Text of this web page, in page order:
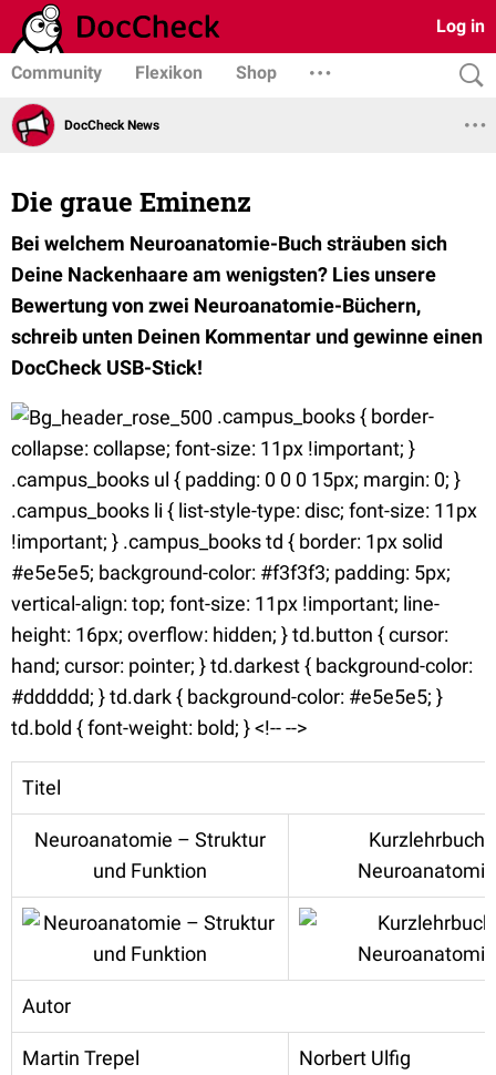
Log in
Community Flexikon Shop
DocCheck News
Die graue Eminenz
Bei welchem Neuroanatomie-Buch sträuben sich
Deine Nackenhaare am wenigsten? Lies unsere
Bewertung von zwei Neuroanatomie-Büchern,
schreib unten Deinen Kommentar und gewinne einen
DocCheck USB-Stick!
.campus_books { border-
collapse: collapse; font-size: 11px !important; }
.campus_books ul { padding: 0 0 0 15px; margin: 0; }
.campus_books li { list-style-type: disc; font-size: 11px
!important; } .campus_books td { border: 1px solid
#e5e5e5; background-color: #f3f3f3; padding: 5px;
vertical-align: top; font-size: 11px !important; line-
height: 16px; overflow: hidden; } td.button { cursor:
hand; cursor: pointer; } td.darkest { background-color:
#dddddd; } td.dark { background-color: #e5e5e5; }
td.bold { font-weight: bold; } <!-- -->
Titel
Neuroanatomie – Struktur
und Funktion
Kurzlehrbuch
Neuroanatomie
Autor
Martin Trepel Norbert Ulfig